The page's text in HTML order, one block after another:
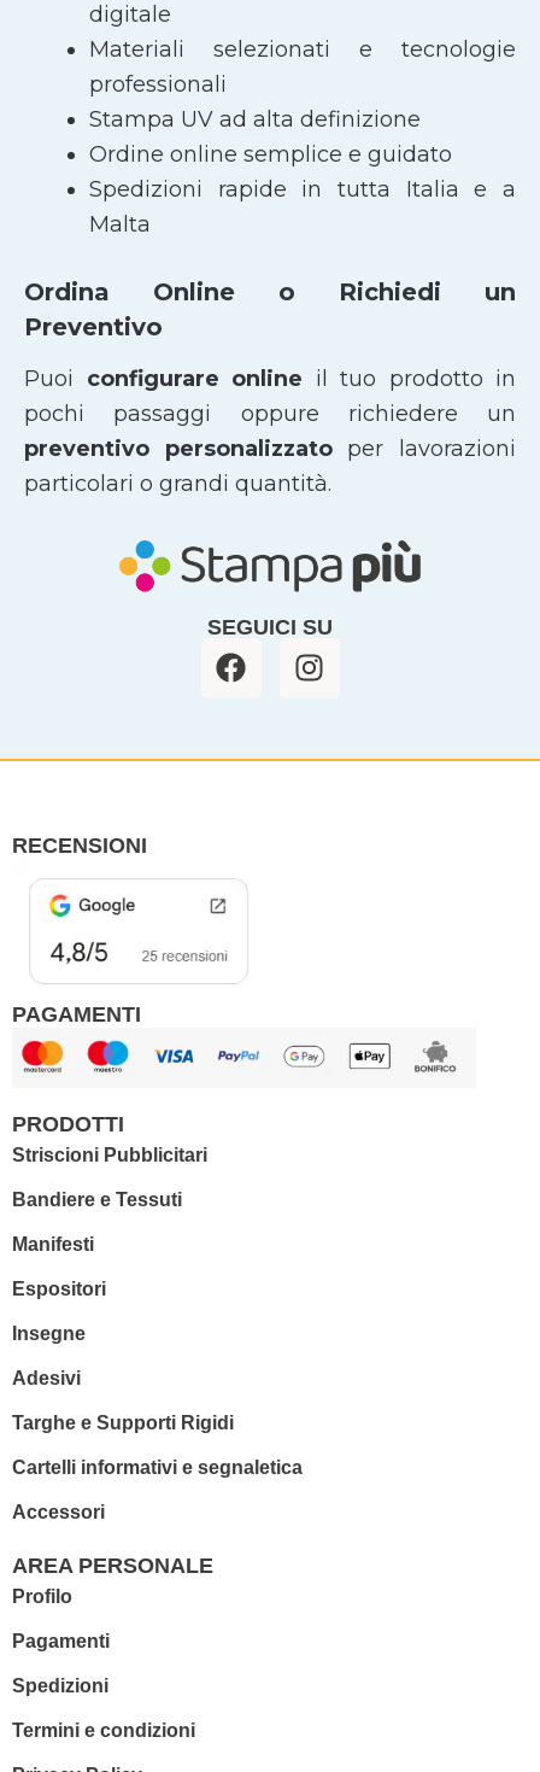
digitale
Materiali selezionati e tecnologie
professionali
Stampa UV ad alta definizione
Ordine online semplice e guidato
Spedizioni rapide in tutta Italia e a
Malta
Ordina Online o Richiedi un
Preventivo
Puoi configurare online il tuo prodotto in
pochi passaggi oppure richiedere un
preventivo personalizzatoper lavorazioni
particolari o grandi quantità.
SEGUICI SU
F
a
b
I
n
a
RECENSIONI
PAGAMENTI
PRODOTTI
Striscioni Pubblicitari
Bandiere e Tessuti
Manifesti
Espositori
Insegne
Adesivi
Targhe e Supporti Rigidi
Cartelli informativi e segnaletica
Accessori
AREA PERSONALE
Profilo
Pagamenti
Spedizioni
Termini e condizioni